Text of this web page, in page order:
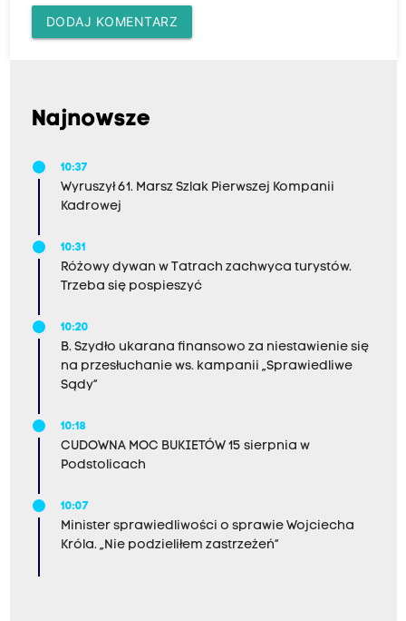
DODAJ KOMENTARZ
Najnowsze
10:37
Wyruszył 61. Marsz Szlak Pierwszej Kompanii
Kadrowej
10:31
Różowy dywan w Tatrach zachwyca turystów.
Trzeba się pospieszyć
10:20
B. Szydło ukarana finansowo za niestawienie się
na przesłuchanie ws. kampanii „Sprawiedliwe
Sądy”
10:18
CUDOWNA MOC BUKIETÓW 15 sierpnia w
Podstolicach
10:07
Minister sprawiedliwości o sprawie Wojciecha
Króla. „Nie podzieliłem zastrzeżeń”